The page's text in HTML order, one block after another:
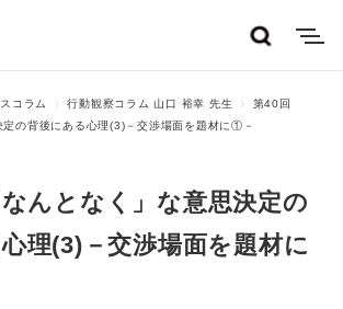
コラム 行動観察コラム 山口 裕幸 先生
第40回
定の背後にある心理(3)－交渉場面を題材に①－
んとなく」な意思決定の
理(3)－交渉場面を題材に